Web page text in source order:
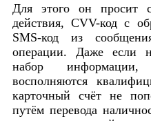
Для этого он просит
действия, CVV-код с
SMS-код из
операции. Даже если
набор
восполняются
карточный счёт не
путём перевода